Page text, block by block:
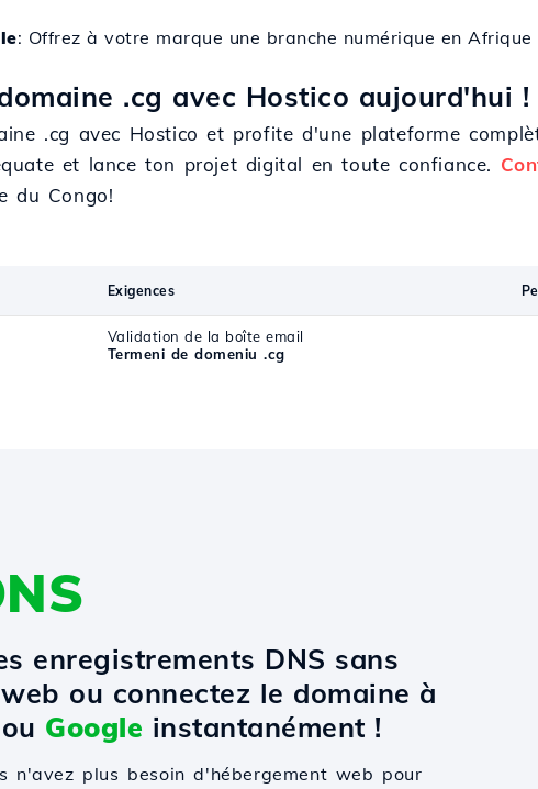
: Offrez à votre marque une branche numérique en
.cg avec Hostico aujourd'hui !
.cg avec Hostico et profite d'une plateforme
et lance ton projet digital en toute confiance.
du Congo!
Exigences
Validation de la boîte email
Termeni de domeniu .cg
enregistrements DNS sans
ou connectez le domaine à
Google instantanément !
n'avez plus besoin d'hébergement web pour